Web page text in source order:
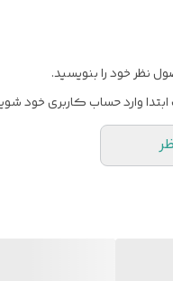
نظر خود را بنویسید.
ابتدا وارد حساب کاربری خود